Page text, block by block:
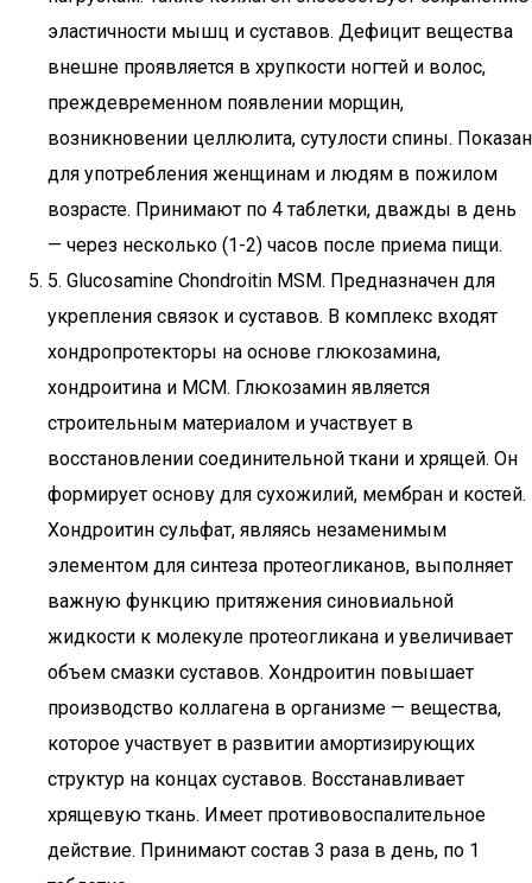
эластичности мышц и суставов. Дефицит вещества
внешне проявляется в хрупкости ногтей и волос,
преждевременном появлении морщин,
возникновении целлюлита, сутулости спины. Показан
для употребления женщинам и людям в пожилом
возрасте. Принимают по 4 таблетки, дважды в день
— через несколько (1-2) часов после приема пищи.
5. Glucosamine Chondroitin MSM. Предназначен для
укрепления связок и суставов. В комплекс входят
хондропротекторы на основе глюкозамина,
хондроитина и МСМ. Глюкозамин является
строительным материалом и участвует в
восстановлении соединительной ткани и хрящей. Он
формирует основу для сухожилий, мембран и костей.
Хондроитин сульфат, являясь незаменимым
элементом для синтеза протеогликанов, выполняет
важную функцию притяжения синовиальной
жидкости к молекуле протеогликана и увеличивает
объем смазки суставов. Хондроитин повышает
производство коллагена в организме — вещества,
которое участвует в развитии амортизирующих
структур на концах суставов. Восстанавливает
хрящевую ткань. Имеет противовоспалительное
действие. Принимают состав 3 раза в день, по 1